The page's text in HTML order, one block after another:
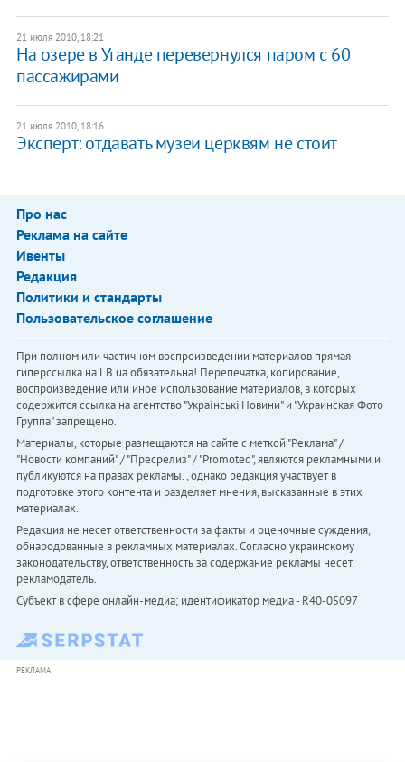
21 июля 2010, 18:21
На озере в Уганде перевернулся паром с 60
пассажирами
21 июля 2010, 18:16
Эксперт: отдавать музеи церквям не стоит
Про нас
Реклама на сайте
Ивенты
Редакция
Политики и стандарты
Пользовательское соглашение
При полном или частичном воспроизведении материалов прямая
гиперссылка на LB.ua обязательна! Перепечатка, копирование,
воспроизведение или иное использование материалов, в которых
содержится ссылка на агентство "Українськi Новини" и "Украинская Фото
Группа" запрещено.
Материалы, которые размещаются на сайте с меткой "Реклама" /
"Новости компаний" / "Пресрелиз" / "Promoted", являются рекламными и
публикуются на правах рекламы. , однако редакция участвует в
подготовке этого контента и разделяет мнения, высказанные в этих
материалах.
Редакция не несет ответственности за факты и оценочные суждения,
обнародованные в рекламных материалах. Согласно украинскому
законодательству, ответственность за содержание рекламы несет
рекламодатель.
Субъект в сфере онлайн-медиа; идентификатор медиа - R40-05097
РЕКЛАМА